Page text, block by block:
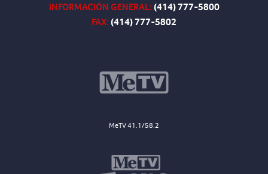
INFORMACIÓN GENERAL:(414) 777-5800
FAX:(414) 777-5802
MeTV 41.1/58.2